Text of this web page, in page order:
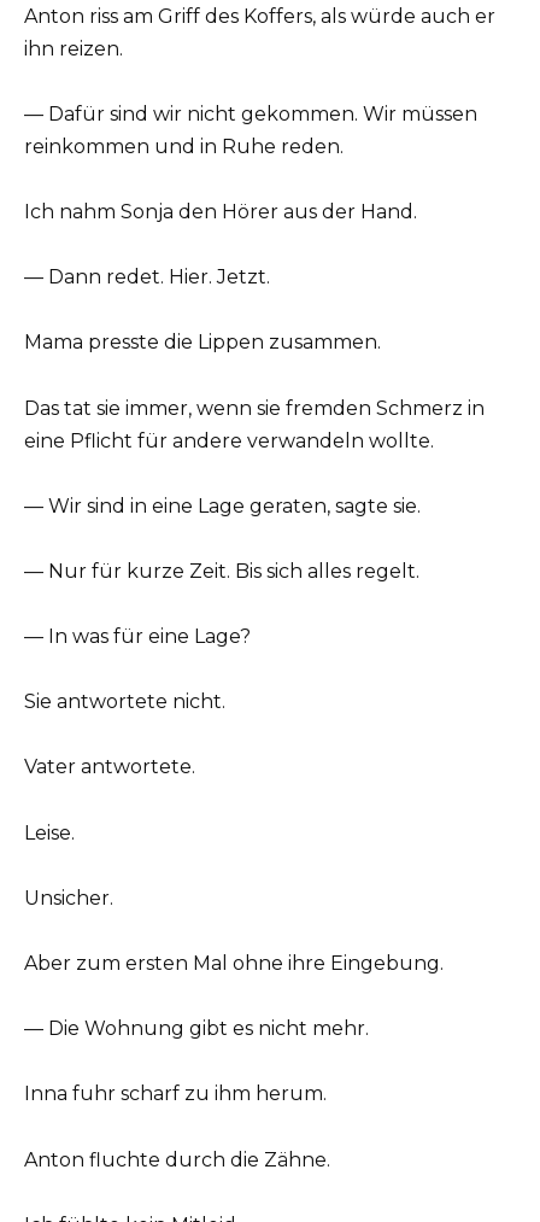
Anton riss am Griff des Koffers, als würde auch er
ihn reizen.
— Dafür sind wir nicht gekommen. Wir müssen
reinkommen und in Ruhe reden.
Ich nahm Sonja den Hörer aus der Hand.
— Dann redet. Hier. Jetzt.
Mama presste die Lippen zusammen.
Das tat sie immer, wenn sie fremden Schmerz in
eine Pflicht für andere verwandeln wollte.
— Wir sind in eine Lage geraten, sagte sie.
— Nur für kurze Zeit. Bis sich alles regelt.
— In was für eine Lage?
Sie antwortete nicht.
Vater antwortete.
Leise.
Unsicher.
Aber zum ersten Mal ohne ihre Eingebung.
— Die Wohnung gibt es nicht mehr.
Inna fuhr scharf zu ihm herum.
Anton fluchte durch die Zähne.